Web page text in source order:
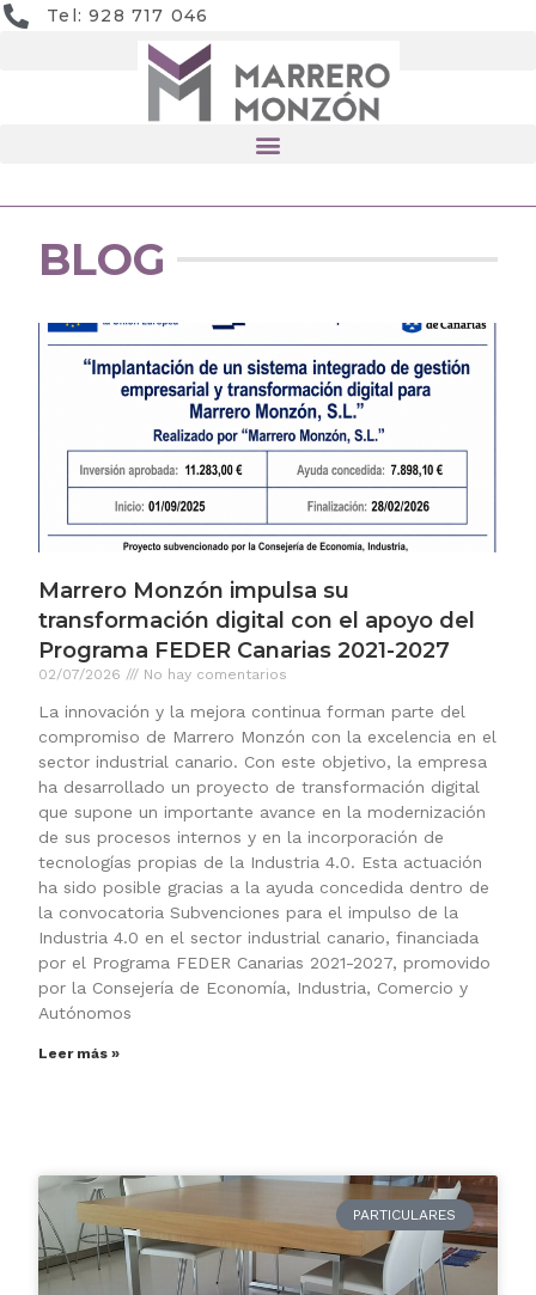
Tel: 928 717 046
BLOG
Marrero Monzón impulsa su
transformación digital con el apoyo del
Programa FEDER Canarias 2021-2027
02/07/2026 No hay comentarios
La innovación y la mejora continua forman parte del
compromiso de Marrero Monzón con la excelencia en el
sector industrial canario. Con este objetivo, la empresa
ha desarrollado un proyecto de transformación digital
que supone un importante avance en la modernización
de sus procesos internos y en la incorporación de
tecnologías propias de la Industria 4.0. Esta actuación
ha sido posible gracias a la ayuda concedida dentro de
la convocatoria Subvenciones para el impulso de la
Industria 4.0 en el sector industrial canario, financiada
por el Programa FEDER Canarias 2021-2027, promovido
por la Consejería de Economía, Industria, Comercio y
Autónomos
Leer más »
PARTICULARES